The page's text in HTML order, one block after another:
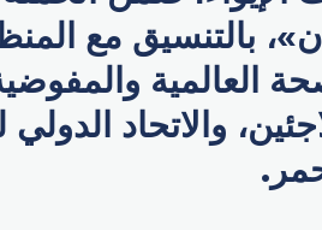
بالتنسيق مع
العالمية
والاتحاد